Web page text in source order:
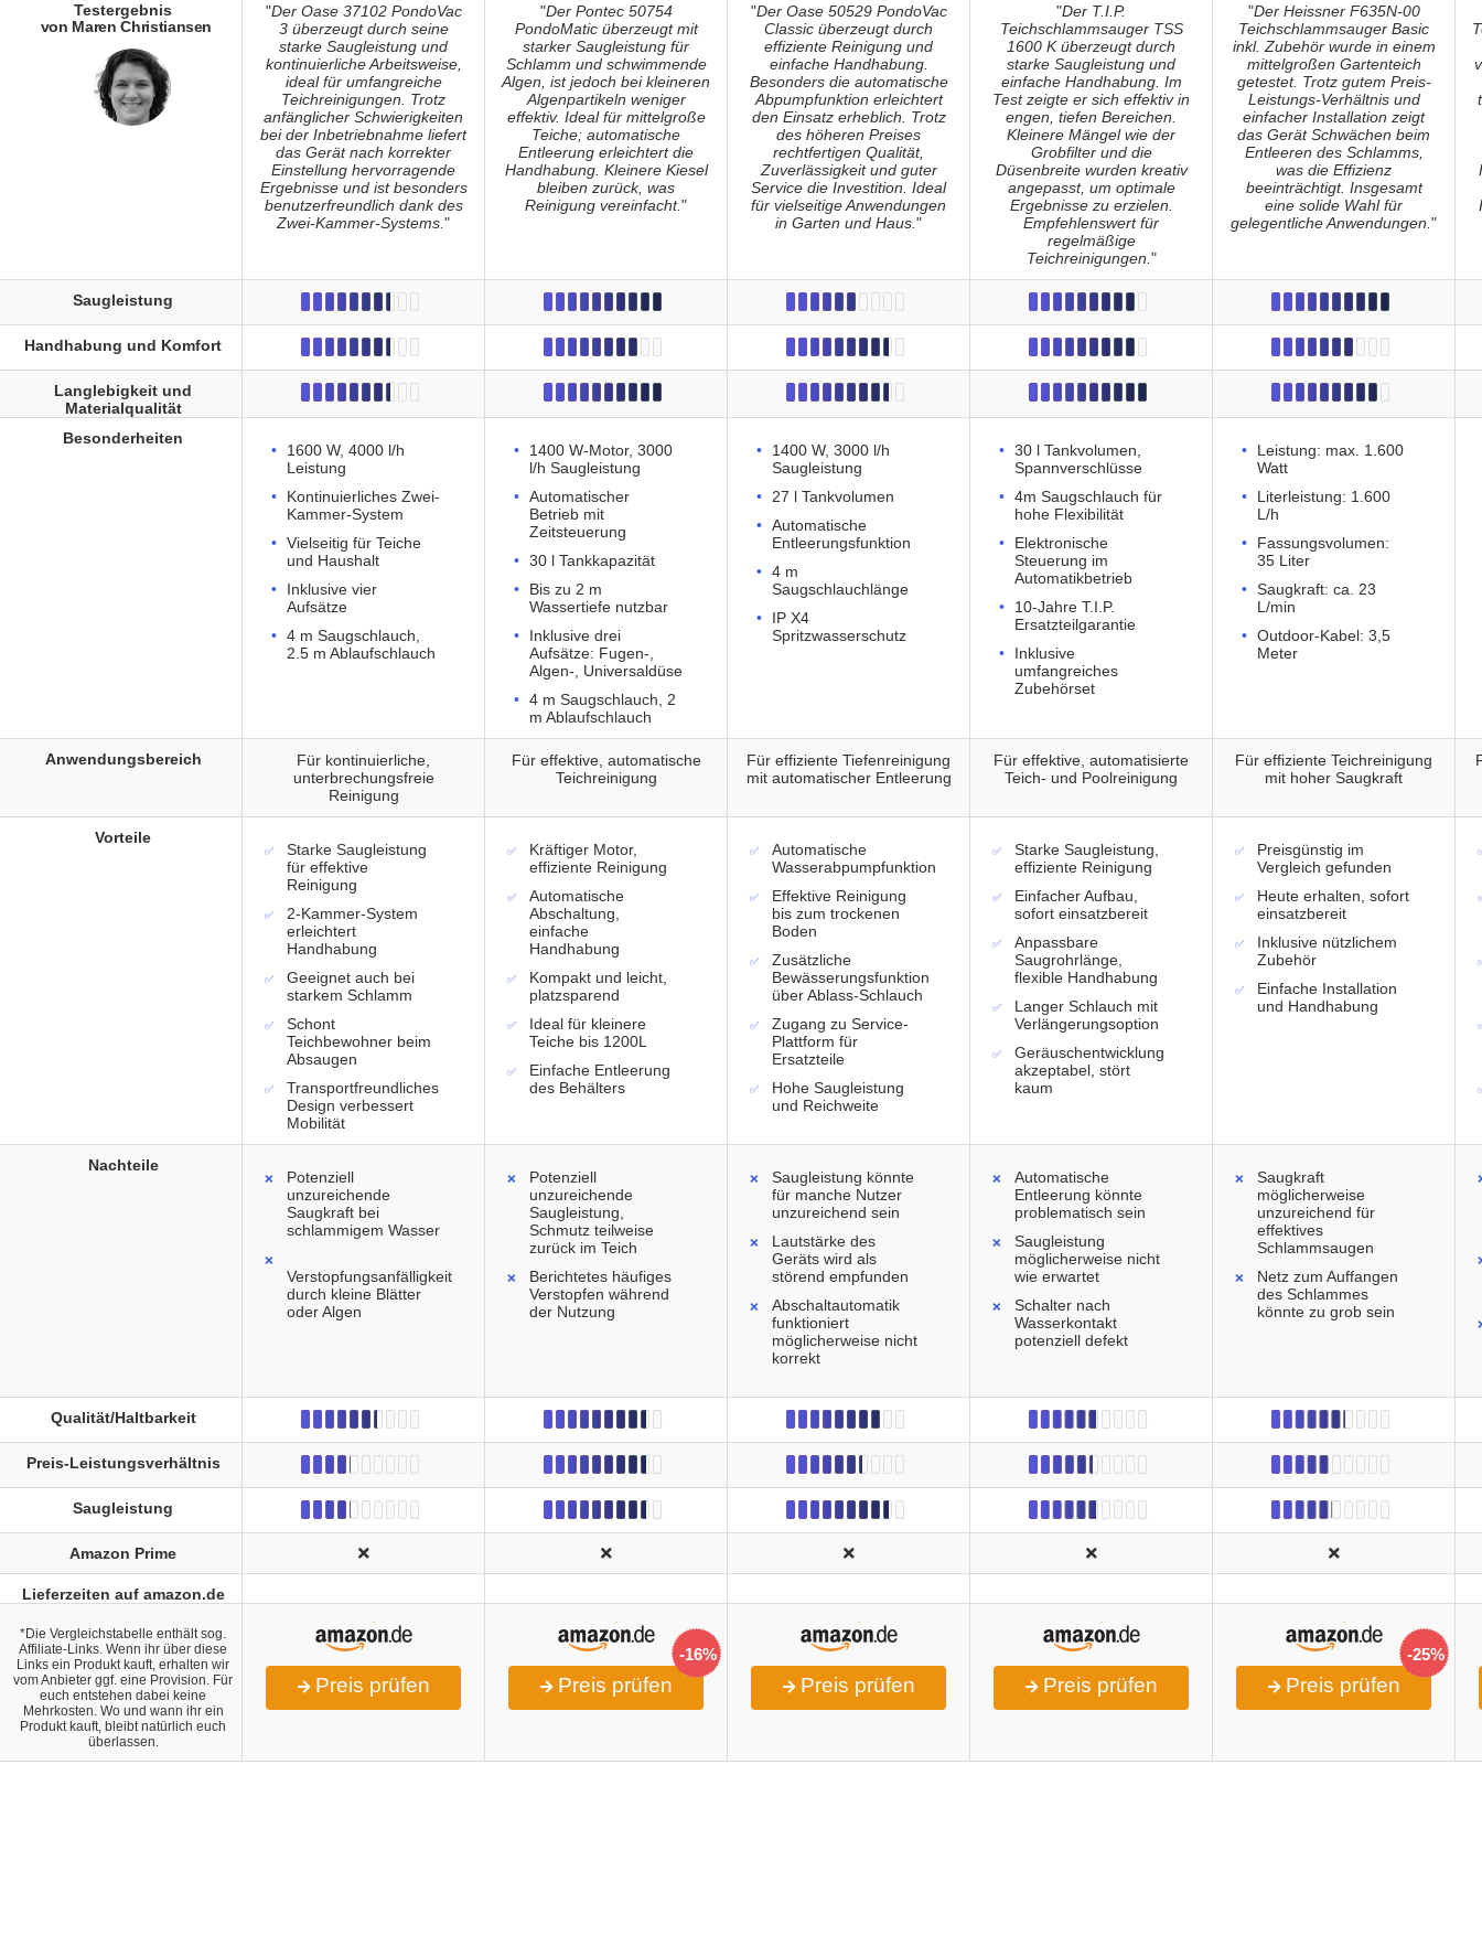
"Der Oase 37102 PondoVac
3 überzeugt durch seine
starke Saugleistung und
kontinuierliche Arbeitsweise,
ideal für umfangreiche
Teichreinigungen. Trotz
anfänglicher Schwierigkeiten
bei der Inbetriebnahme liefert
das Gerät nach korrekter
Einstellung hervorragende
Ergebnisse und ist besonders
benutzerfreundlich dank des
Zwei-Kammer-Systems."
"Der Pontec 50754
PondoMatic überzeugt mit
starker Saugleistung für
Schlamm und schwimmende
Algen, ist jedoch bei kleineren
Algenpartikeln weniger
effektiv. Ideal für mittelgroße
Teiche; automatische
Entleerung erleichtert die
Handhabung. Kleinere Kiesel
bleiben zurück, was
Reinigung vereinfacht."
"Der Oase 50529 PondoVac
Classic überzeugt durch
effiziente Reinigung und
einfache Handhabung.
Besonders die automatische
Abpumpfunktion erleichtert
den Einsatz erheblich. Trotz
des höheren Preises
rechtfertigen Qualität,
Zuverlässigkeit und guter
Service die Investition. Ideal
für vielseitige Anwendungen
in Garten und Haus."
"Der T.I.P.
Teichschlammsauger TSS
1600 K überzeugt durch
starke Saugleistung und
einfache Handhabung. Im
Test zeigte er sich effektiv in
engen, tiefen Bereichen.
Kleinere Mängel wie der
Grobfilter und die
Düsenbreite wurden kreativ
angepasst, um optimale
Ergebnisse zu erzielen.
Empfehlenswert für
regelmäßige
Teichreinigungen."
"Der Heissner F635N-00
Teichschlammsauger Basic
inkl. Zubehör wurde in einem
mittelgroßen Gartenteich
getestet. Trotz gutem Preis-
Leistungs-Verhältnis und
einfacher Installation zeigt
das Gerät Schwächen beim
Entleeren des Schlamms,
was die Effizienz
beeinträchtigt. Insgesamt
eine solide Wahl für
gelegentliche Anwendungen."
1600 W, 4000 l/h
Leistung
Kontinuierliches Zwei-
Kammer-System
Vielseitig für Teiche
und Haushalt
Inklusive vier
Aufsätze
4 m Saugschlauch,
2.5 m Ablaufschlauch
1400 W-Motor, 3000
l/h Saugleistung
Automatischer
Betrieb mit
Zeitsteuerung
30 l Tankkapazität
Bis zu 2 m
Wassertiefe nutzbar
Inklusive drei
Aufsätze: Fugen-,
Algen-, Universaldüse
4 m Saugschlauch, 2
m Ablaufschlauch
1400 W, 3000 l/h
Saugleistung
27 l Tankvolumen
Automatische
Entleerungsfunktion
4 m
Saugschlauchlänge
IP X4
Spritzwasserschutz
30 l Tankvolumen,
Spannverschlüsse
4m Saugschlauch für
hohe Flexibilität
Elektronische
Steuerung im
Automatikbetrieb
10-Jahre T.I.P.
Ersatzteilgarantie
Inklusive
umfangreiches
Zubehörset
Leistung: max. 1.600
Watt
Literleistung: 1.600
L/h
Fassungsvolumen:
35 Liter
Saugkraft: ca. 23
L/min
Outdoor-Kabel: 3,5
Meter
Für kontinuierliche,
unterbrechungsfreie
Reinigung
Für effektive, automatische
Teichreinigung
Für effiziente Tiefenreinigung
mit automatischer Entleerung
Für effektive, automatisierte
Teich- und Poolreinigung
Für effiziente Teichreinigung
mit hoher Saugkraft
Starke Saugleistung
für effektive
Reinigung
2-Kammer-System
erleichtert
Handhabung
Geeignet auch bei
starkem Schlamm
Schont
Teichbewohner beim
Absaugen
Transportfreundliches
Design verbessert
Mobilität
Kräftiger Motor,
effiziente Reinigung
Automatische
Abschaltung,
einfache
Handhabung
Kompakt und leicht,
platzsparend
Ideal für kleinere
Teiche bis 1200L
Einfache Entleerung
des Behälters
Automatische
Wasserabpumpfunktion
Effektive Reinigung
bis zum trockenen
Boden
Zusätzliche
Bewässerungsfunktion
über Ablass-Schlauch
Zugang zu Service-
Plattform für
Ersatzteile
Hohe Saugleistung
und Reichweite
Starke Saugleistung,
effiziente Reinigung
Einfacher Aufbau,
sofort einsatzbereit
Anpassbare
Saugrohrlänge,
flexible Handhabung
Langer Schlauch mit
Verlängerungsoption
Geräuschentwicklung
akzeptabel, stört
kaum
Preisgünstig im
Vergleich gefunden
Heute erhalten, sofort
einsatzbereit
Inklusive nützlichem
Zubehör
Einfache Installation
und Handhabung
Potenziell
unzureichende
Saugkraft bei
schlammigem Wasser
Verstopfungsanfälligkeit
durch kleine Blätter
oder Algen
Potenziell
unzureichende
Saugleistung,
Schmutz teilweise
zurück im Teich
Berichtetes häufiges
Verstopfen während
der Nutzung
Saugleistung könnte
für manche Nutzer
unzureichend sein
Lautstärke des
Geräts wird als
störend empfunden
Abschaltautomatik
funktioniert
möglicherweise nicht
korrekt
Automatische
Entleerung könnte
problematisch sein
Saugleistung
möglicherweise nicht
wie erwartet
Schalter nach
Wasserkontakt
potenziell defekt
Saugkraft
möglicherweise
unzureichend für
effektives
Schlammsaugen
Netz zum Auffangen
des Schlammes
könnte zu grob sein
Preis prüfen
-16%
Preis prüfen Preis prüfen Preis prüfen
-25%
Preis prüfen
Testergebnis
von Maren Christiansen
Saugleistung
Handhabung und Komfort
Langlebigkeit und
Materialqualität
Besonderheiten
Anwendungsbereich
Vorteile
Nachteile
Qualität/Haltbarkeit
Preis-Leistungsverhältnis
Saugleistung
Amazon Prime
Lieferzeiten auf amazon.de
*Die Vergleichstabelle enthält sog.
Affiliate-Links. Wenn ihr über diese
Links ein Produkt kauft, erhalten wir
vom Anbieter ggf. eine Provision. Für
euch entstehen dabei keine
Mehrkosten. Wo und wann ihr ein
Produkt kauft, bleibt natürlich euch
überlassen.